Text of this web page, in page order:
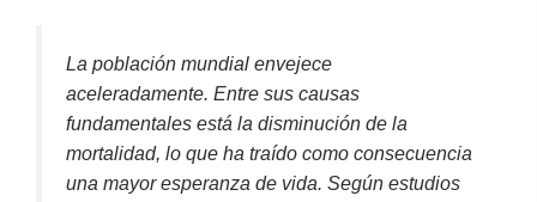
La población mundial envejece
aceleradamente. Entre sus causas
fundamentales está la disminución de la
mortalidad, lo que ha traído como consecuencia
una mayor esperanza de vida. Según estudios